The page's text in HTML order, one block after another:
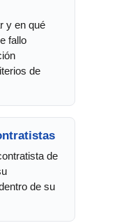
y en qué
fallo
de
de
de su